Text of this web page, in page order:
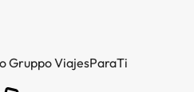
Gruppo ViajesParaTi